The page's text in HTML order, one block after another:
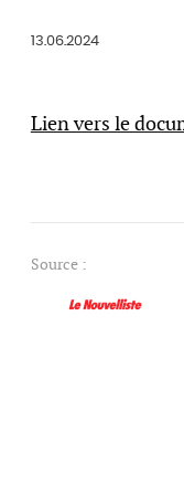
13.06.2024
Lien vers le
Source :